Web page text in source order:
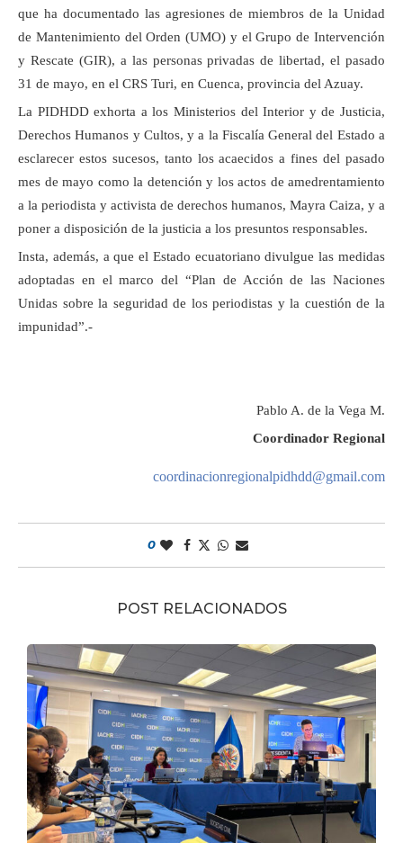
que ha documentado las agresiones de miembros de la Unidad
de Mantenimiento del Orden (UMO) y el Grupo de Intervención
y Rescate (GIR), a las personas privadas de libertad, el pasado
31 de mayo, en el CRS Turi, en Cuenca, provincia del Azuay.
La PIDHDD exhorta a los Ministerios del Interior y de Justicia,
Derechos Humanos y Cultos, y a la Fiscalía General del Estado a
esclarecer estos sucesos, tanto los acaecidos a fines del pasado
mes de mayo como la detención y los actos de amedrentamiento
a la periodista y activista de derechos humanos, Mayra Caiza, y a
poner a disposición de la justicia a los presuntos responsables.
Insta, además, a que el Estado ecuatoriano divulgue las medidas
adoptadas en el marco del “Plan de Acción de las Naciones
Unidas sobre la seguridad de los periodistas y la cuestión de la
impunidad”.-
Pablo A. de la Vega M.
Coordinador Regional
coordinacionregionalpidhdd@gmail.com
0
POST RELACIONADOS